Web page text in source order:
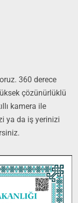
360 derece
çözünürlüklü
kamera ile
ya da iş yerinizi